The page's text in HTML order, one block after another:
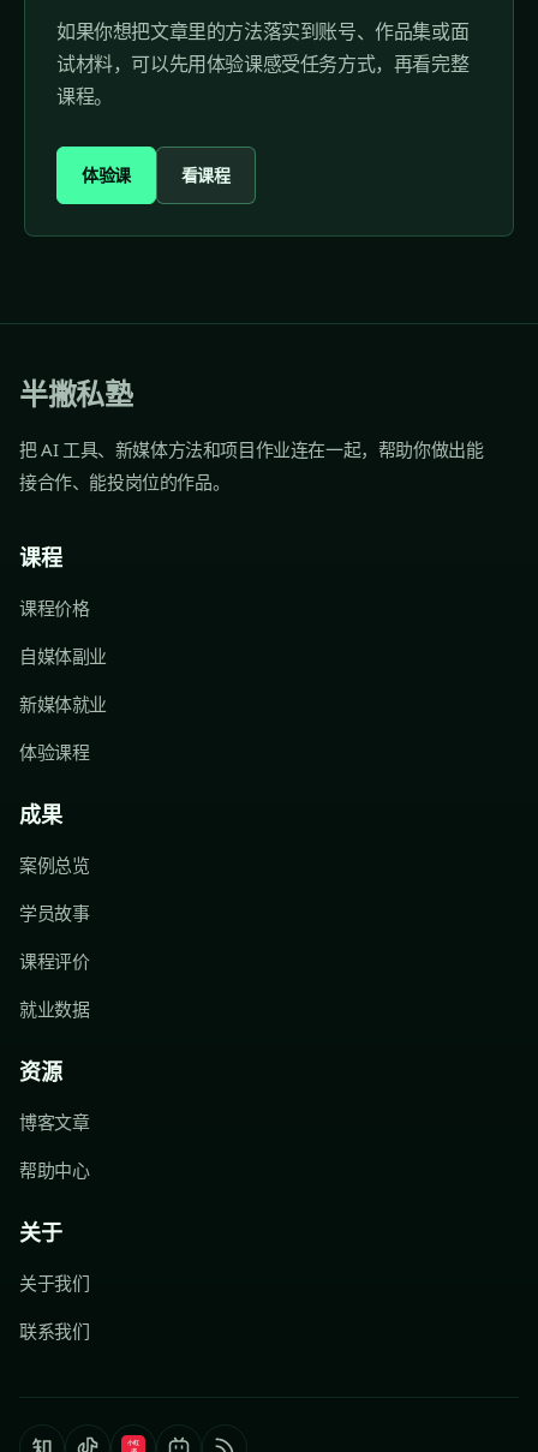
如果你想把文章里的方法落实到账号、作品集或面
试材料，可以先用体验课感受任务方式，再看完整
课程。
体验课 看课程
半撇私塾
把 AI 工具、新媒体方法和项目作业连在一起，帮助你做出能
接合作、能投岗位的作品。
课程
课程价格
自媒体副业
新媒体就业
体验课程
成果
案例总览
学员故事
课程评价
就业数据
资源
博客文章
帮助中心
关于
关于我们
联系我们